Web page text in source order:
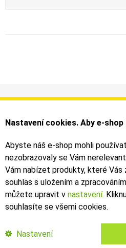
Informace
Obchodní podmínky
Bezpečné on-line platby dodává
Nastavení cookies. Aby e-
Abyste náš e-shop mohli
nezobrazovaly se Vám
Vám nabízet produkty, které Vás
souhlas s uložením a
můžete upravit v nastavení.
souhlasíte se všemi cookies.
Nastavení